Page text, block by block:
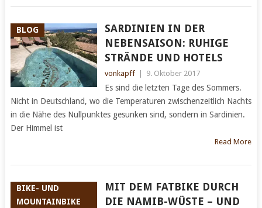
BLOG
SARDINIEN IN DER
NEBENSAISON: RUHIGE
STRÄNDE UND HOTELS
vonkapff 9. Oktober 2017
Es sind die letzten Tage des Sommers.
Nicht in Deutschland, wo die Temperaturen zwischenzeitlich Nachts
in die Nähe des Nullpunktes gesunken sind, sondern in Sardinien.
Der Himmel ist
Read More
BIKE- UND
MOUNTAINBIKE
MIT DEM FATBIKE DURCH
DIE NAMIB-WÜSTE – UND